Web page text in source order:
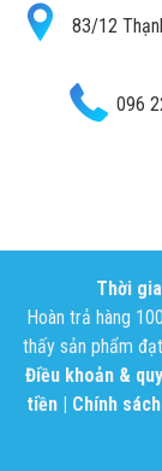
83/12
096
Thời
Hoàn trả hàng
thấy sản phẩm
Điều khoản &
tiền
Chính